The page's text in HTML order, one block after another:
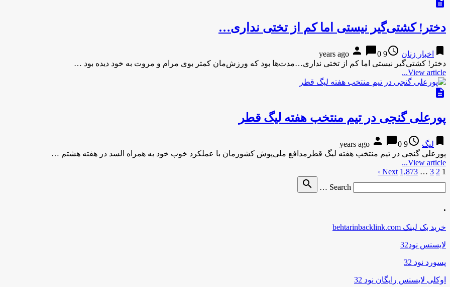
description
دختر! کشتی‌گیر نیستی اما کم از تختی نداری…
bookmark اخبار زنان access_time
9 years ago
person chat_bubble0
دختر! کشتی‌گیر نیستی اما کم از تختی نداری…مدت‌ها بود که ورزش‌مان کمتر بوی مرام و مروت به خود دیده بود …
View article...
description
پورعلی گنجی در تیم منتخب هفته لیگ قطر
bookmark لیگ access_time
9 years ago
person chat_bubble0
پورعلی گنجی در تیم منتخب هفته لیگ قطرمدافع ملی‌پوش کشورمان با عملکرد خوب خود به همراه السد در هفته هشتم …
View article...
صفحه‌بندی
1
2
3
…
1,873
Next ›
Search …
search
.
خرید بک لینک behtarinbacklink.com
لایسنس نود32
پسورد نود 32
اوکلی لایسنس رایگان نود 32